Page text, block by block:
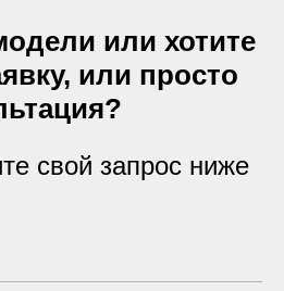
или хотите
или просто
свой запрос ниже